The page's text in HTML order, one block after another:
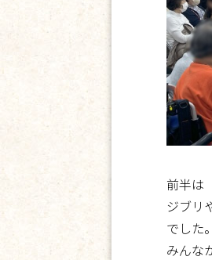
前半は
ジブリ
でした。
みんな